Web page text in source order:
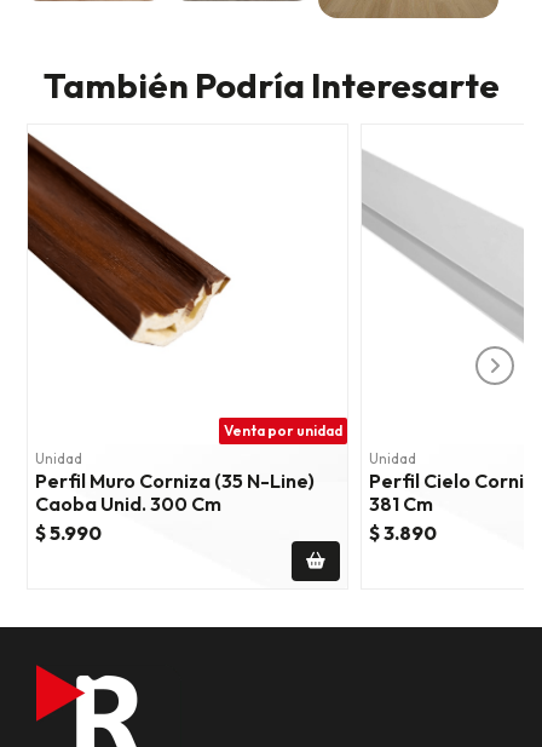
También Podría Interesarte
Venta por unidad
Unidad
Perfil Muro Corniza (35 N-Line)
Caoba Unid. 300 Cm
$ 5.990
Unidad
Perfil Cielo
381 Cm
$ 3.890